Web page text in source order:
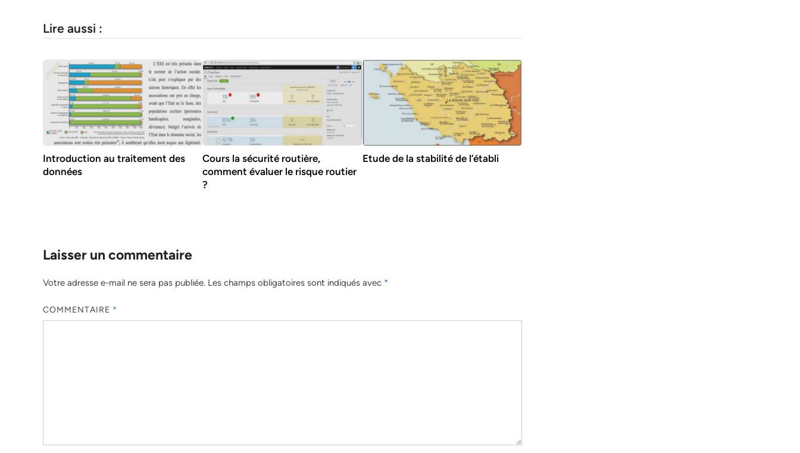
Lire aussi :
Introduction au traitement des
données
Cours la sécurité routière,
comment évaluer le risque routier
?
Etude de la stabilité de l’établi
Laisser un commentaire
Votre adresse e-mail ne sera pas publiée. Les champs obligatoires sont indiqués avec *
COMMENTAIRE *